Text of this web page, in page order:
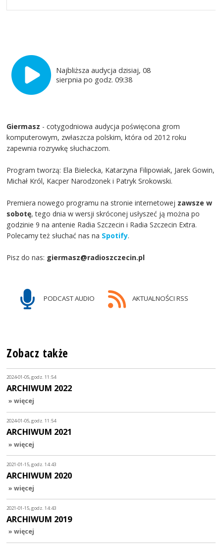
Najbliższa audycja dzisiaj, 08
sierpnia po godz. 09:38
Giermasz - cotygodniowa audycja poświęcona grom
komputerowym, zwłaszcza polskim, która od 2012 roku
zapewnia rozrywkę słuchaczom.
Program tworzą: Ela Bielecka, Katarzyna Filipowiak, Jarek Gowin,
Michał Król, Kacper Narodzonek i Patryk Srokowski.
Premiera nowego programu na stronie internetowej zawsze w
sobotę, tego dnia w wersji skróconej usłyszeć ją można po
godzinie 9 na antenie Radia Szczecin i Radia Szczecin Extra.
Polecamy też słuchać nas na Spotify.
Pisz do nas: giermasz@radioszczecin.pl
PODCAST AUDIO AKTUALNOŚCI RSS
Zobacz także
2024-01-05, godz. 11:54
ARCHIWUM 2022
» więcej
2024-01-05, godz. 11:54
ARCHIWUM 2021
» więcej
2021-01-15, godz. 14:43
ARCHIWUM 2020
» więcej
2021-01-15, godz. 14:43
ARCHIWUM 2019
» więcej